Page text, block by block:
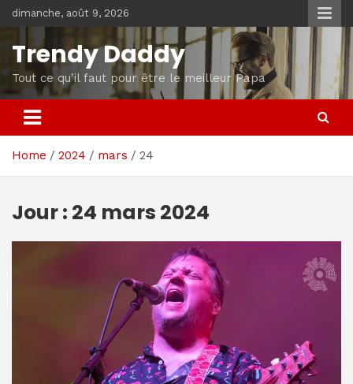
Skip
to
content
dimanche, août 9, 2026
Trendy Daddy
Tout ce qu'il faut pour être le meilleur Papa
Home 2024 mars 24
Jour : 24 mars 2024